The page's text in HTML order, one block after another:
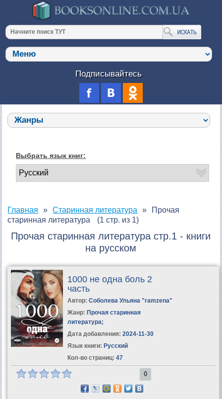
Подписывайтесь
Выбрать язык книг:
Главная Старинная литература
Прочая
старинная литература
(1 стр. из 1)
Прочая старинная литература стр.1 - книги
на русском
1000 не одна боль 2
часть
Автор: Соболева Ульяна "ramzena"
Жанр: Прочая старинная
литература;
Дата добавления: 2024-11-30
Язык книги: Русский
Кол-во страниц: 47
0